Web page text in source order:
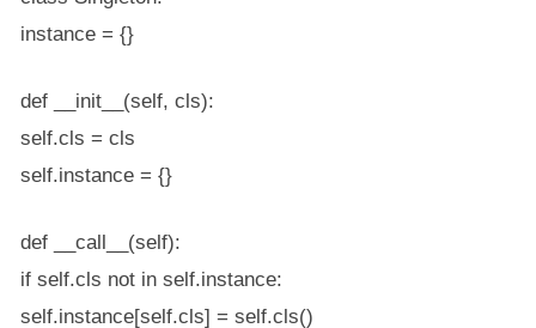
instance = {}
def __init__(self, cls):
self.cls = cls
self.instance = {}
def __call__(self):
if self.cls not in self.instance:
self.instance[self.cls] = self.cls()